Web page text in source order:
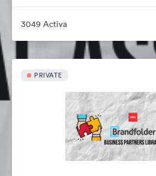
3049 Activa
PRIVATE